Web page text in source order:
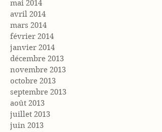
mai 2014
avril 2014
mars 2014
février 2014
janvier 2014
décembre 2013
novembre 2013
octobre 2013
septembre 2013
août 2013
juillet 2013
juin 2013